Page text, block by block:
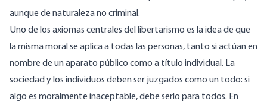
aunque de naturaleza no criminal.
Uno de los axiomas centrales del libertarismo es la idea de que
la misma moral se aplica a todas las personas, tanto si actúan en
nombre de un aparato público como a título individual. La
sociedad y los individuos deben ser juzgados como un todo: si
algo es moralmente inaceptable, debe serlo para todos. En